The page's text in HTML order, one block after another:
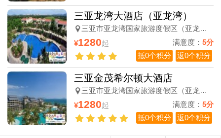
三亚龙湾大酒店（亚龙湾）
三亚市亚龙湾国家旅游度假区（亚龙湾森林公园旁）
满意度： 5分
¥1280起
返0个积分
抵0个积分
三亚金茂希尔顿大酒店
三亚市亚龙湾国家旅游度假区（亚龙湾广场西侧）
满意度： 5分
¥1280起
返0个积分
抵0个积分